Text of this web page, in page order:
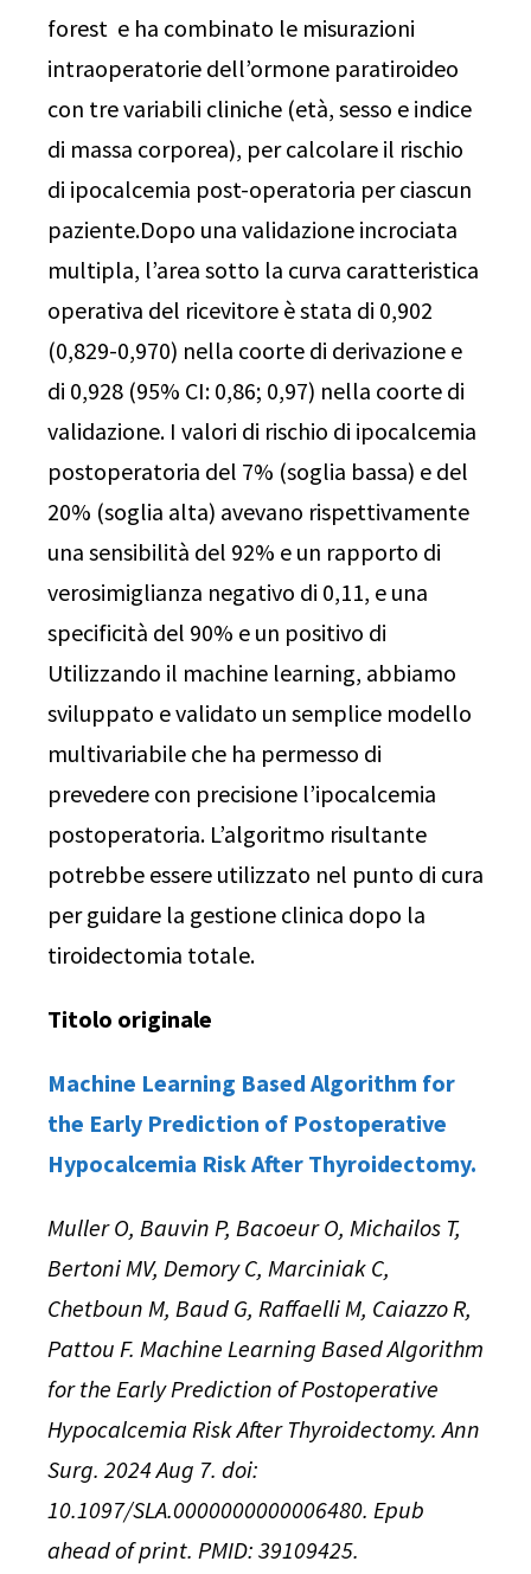
forest e ha combinato le misurazioni
intraoperatorie dell’ormone paratiroideo
con tre variabili cliniche (età, sesso e indice
di massa corporea), per calcolare il rischio
di ipocalcemia post-operatoria per ciascun
paziente.Dopo una validazione incrociata
multipla, l’area sotto la curva caratteristica
operativa del ricevitore è stata di 0,902
(0,829-0,970) nella coorte di derivazione e
di 0,928 (95% CI: 0,86; 0,97) nella coorte di
validazione. I valori di rischio di ipocalcemia
postoperatoria del 7% (soglia bassa) e del
20% (soglia alta) avevano rispettivamente
una sensibilità del 92% e un rapporto di
verosimiglianza negativo di 0,11, e una
specificità del 90% e un positivo di
Utilizzando il machine learning, abbiamo
sviluppato e validato un semplice modello
multivariabile che ha permesso di
prevedere con precisione l’ipocalcemia
postoperatoria. L’algoritmo risultante
potrebbe essere utilizzato nel punto di cura
per guidare la gestione clinica dopo la
tiroidectomia totale.
Titolo originale
Machine Learning Based Algorithm for
the Early Prediction of Postoperative
Hypocalcemia Risk After Thyroidectomy.
Muller O, Bauvin P, Bacoeur O, Michailos T,
Bertoni MV, Demory C, Marciniak C,
Chetboun M, Baud G, Raffaelli M, Caiazzo R,
Pattou F. Machine Learning Based Algorithm
for the Early Prediction of Postoperative
Hypocalcemia Risk After Thyroidectomy. Ann
Surg. 2024 Aug 7. doi:
10.1097/SLA.0000000000006480. Epub
ahead of print. PMID: 39109425.